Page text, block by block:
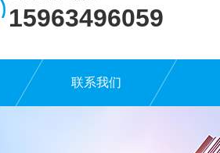
15963496059
联系我们